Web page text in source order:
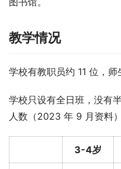
教学情况
学校有教职员约 11 位，
学校只设有全日班，没有
人数（2023 年 9 月资料）
3-4岁